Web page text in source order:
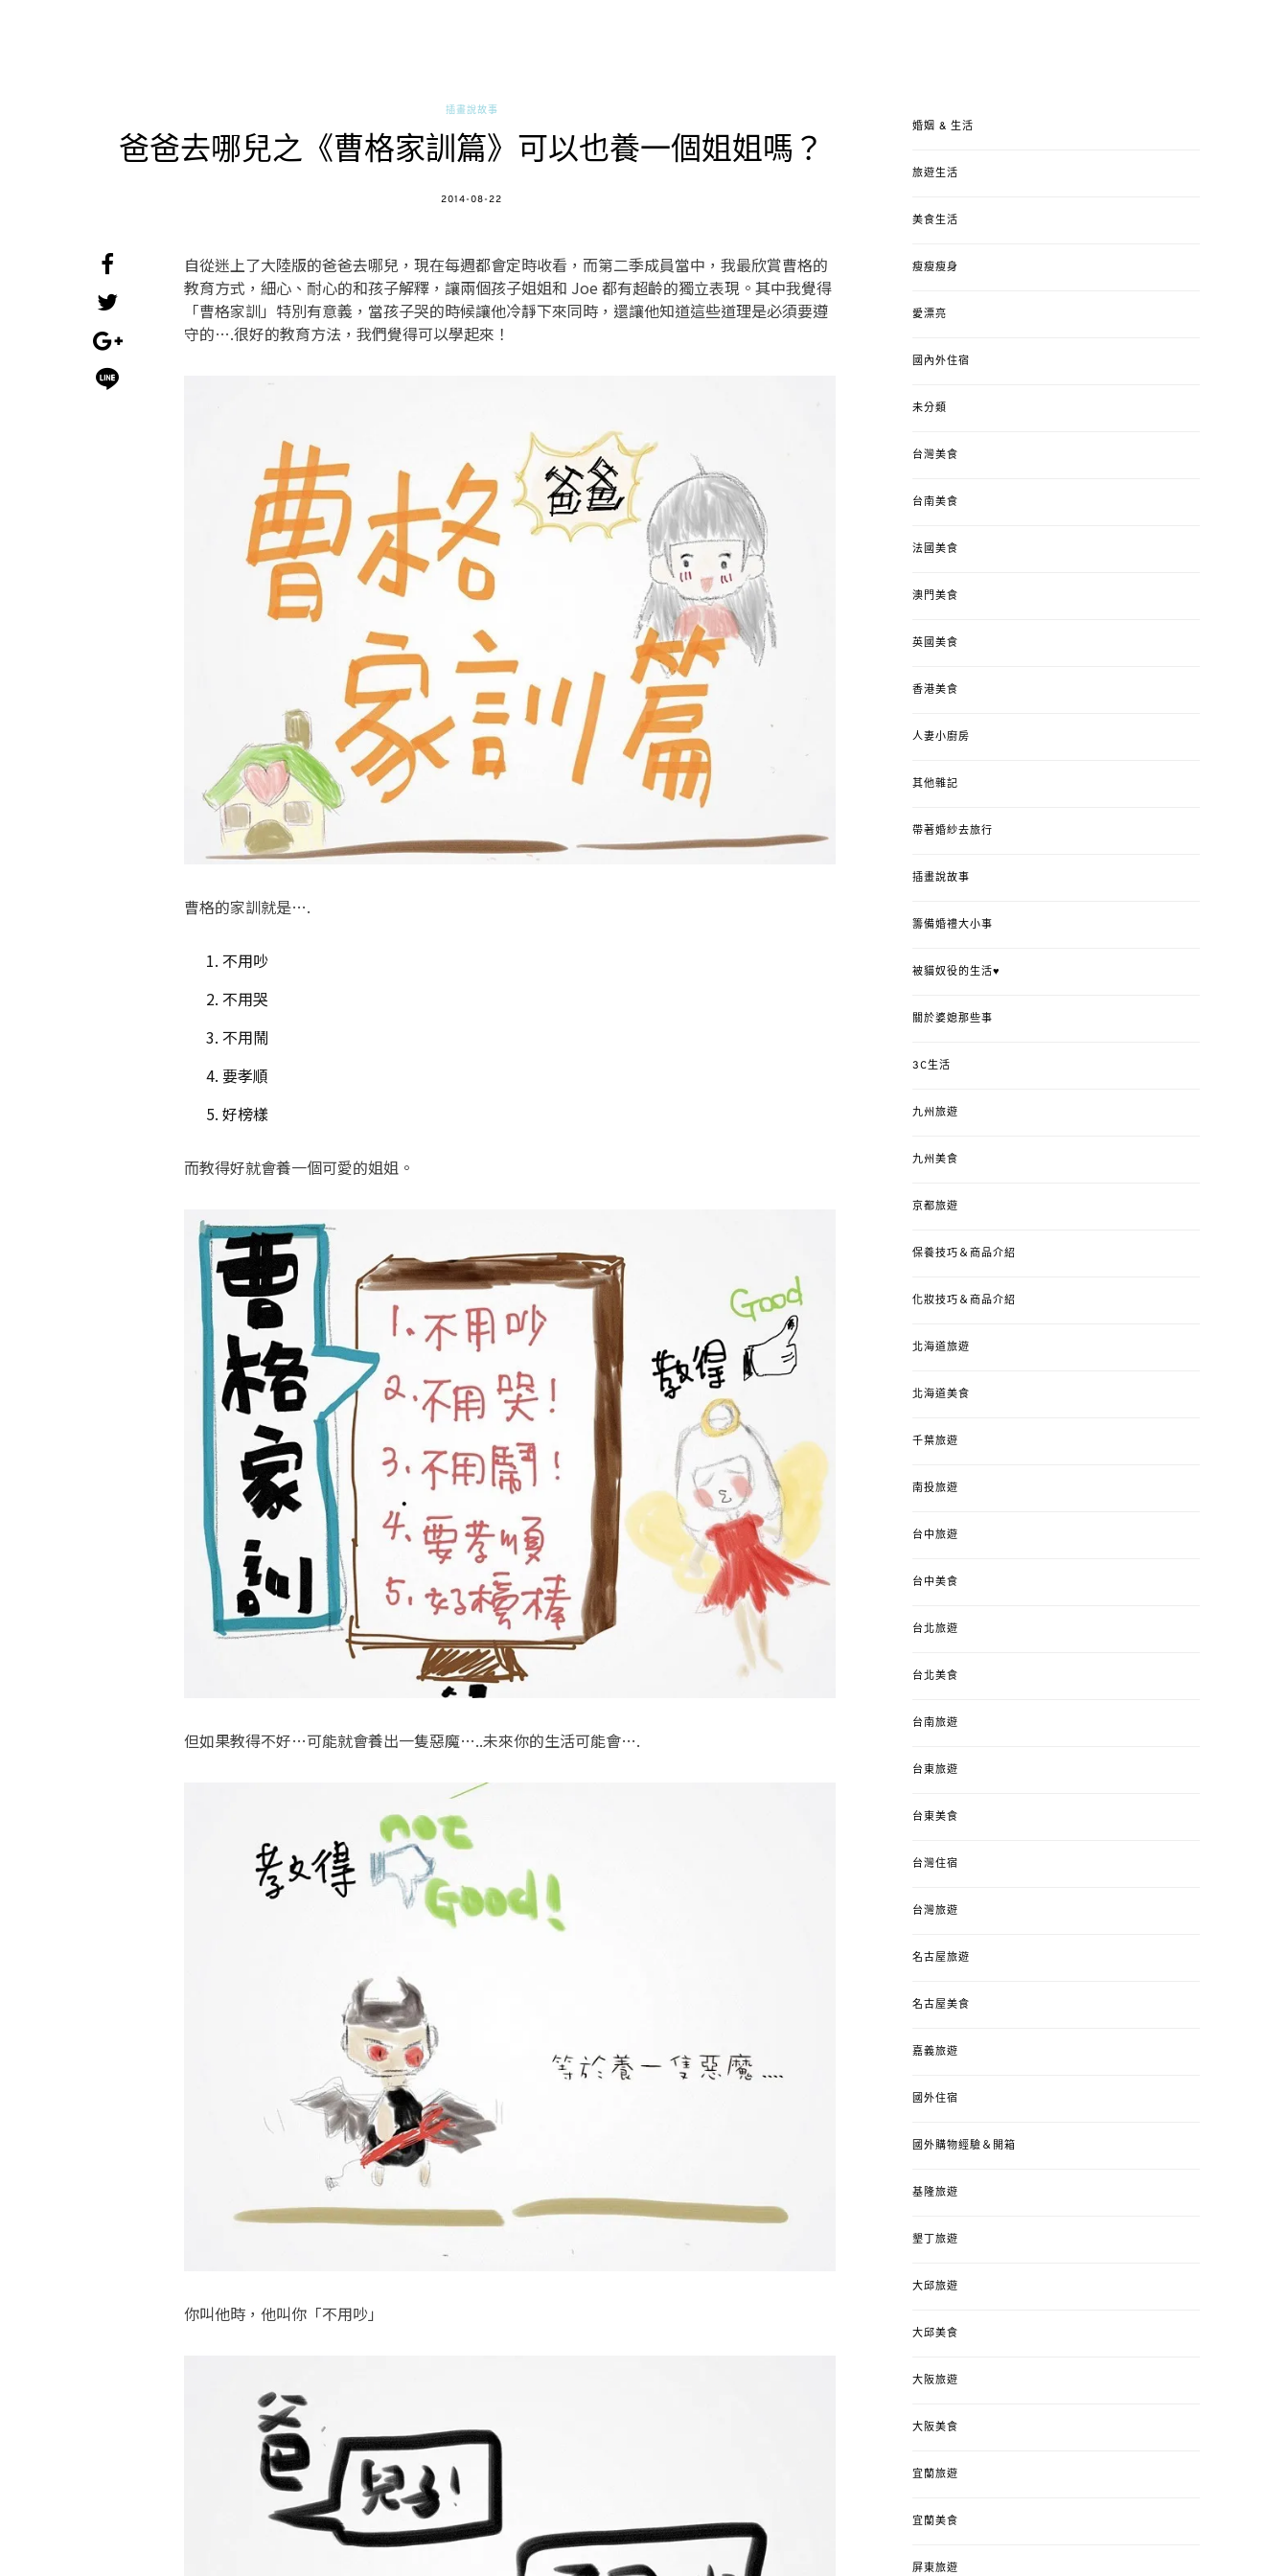
插畫說故事
爸爸去哪兒之《曹格家訓篇》可以也養一個姐姐嗎？
POSTED
2014-08-22
自從迷上了大陸版的爸爸去哪兒，現在每週都會定時收看，而第二季成員當中，我最欣賞曹格的
教育方式，細心、耐心的和孩子解釋，讓兩個孩子姐姐和 Joe 都有超齡的獨立表現。其中我覺得
「曹格家訓」特別有意義，當孩子哭的時候讓他冷靜下來同時，還讓他知道這些道理是必須要遵
守的….很好的教育方法，我們覺得可以學起來！
曹格的家訓就是….
不用吵
不用哭
不用鬧
要孝順
好榜樣
而教得好就會養一個可愛的姐姐。
但如果教得不好…可能就會養出一隻惡魔…..未來你的生活可能會….
你叫他時，他叫你「不用吵」
婚姻 & 生活
旅遊生活
美食生活
瘦瘦瘦身
愛漂亮
國內外住宿
未分類
台灣美食
台南美食
法國美食
澳門美食
英國美食
香港美食
人妻小廚房
其他雜記
帶著婚紗去旅行
插畫說故事
籌備婚禮大小事
被貓奴役的生活♥
關於婆媳那些事
3C生活
九州旅遊
九州美食
京都旅遊
保養技巧＆商品介紹
化妝技巧＆商品介紹
北海道旅遊
北海道美食
千葉旅遊
南投旅遊
台中旅遊
台中美食
台北旅遊
台北美食
台南旅遊
台東旅遊
台東美食
台灣住宿
台灣旅遊
名古屋旅遊
名古屋美食
嘉義旅遊
國外住宿
國外購物經驗＆開箱
基隆旅遊
墾丁旅遊
大邱旅遊
大邱美食
大阪旅遊
大阪美食
宜蘭旅遊
宜蘭美食
屏東旅遊